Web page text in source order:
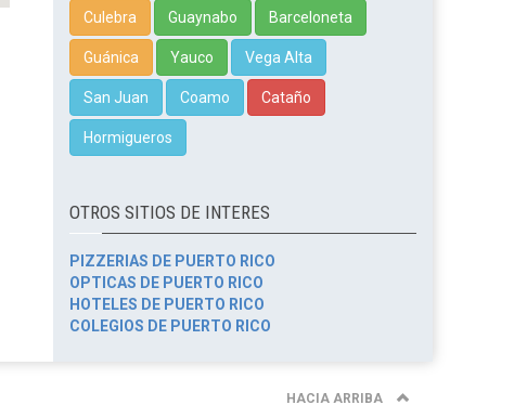
Culebra Guaynabo Barceloneta
Guánica Yauco Vega Alta
San Juan Coamo Cataño
Hormigueros
OTROS SITIOS DE INTERES
PIZZERIAS DE PUERTO RICO
OPTICAS DE PUERTO RICO
HOTELES DE PUERTO RICO
COLEGIOS DE PUERTO RICO
HACIA ARRIBA